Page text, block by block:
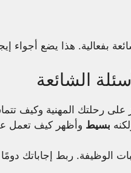
بفعالية. هذا يضع أجواء
الشائعة
رحلتك المهنية وكيف
بسيط وأظهر كيف تعمل
الوظيفة. ربط إجاباتك